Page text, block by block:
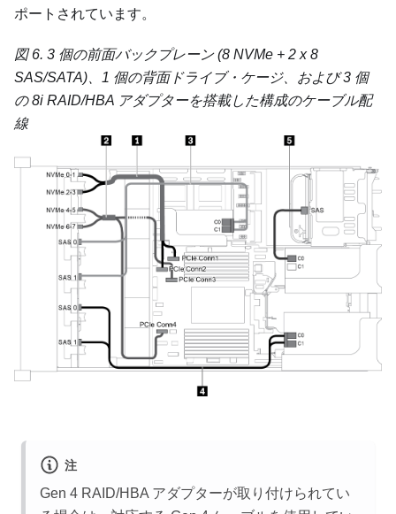
ポートされています。
図 6. 3 個の前面バックプレーン (8 NVMe + 2 x 8
SAS/SATA)、1 個の背面ドライブ・ケージ、および 3 個
の 8i RAID/HBA アダプターを搭載した構成のケーブル配
線
注
Gen 4 RAID/HBA アダプターが取り付けられてい